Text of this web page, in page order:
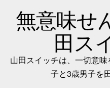
無意味
田ス
山田スイッチは、一切意
子と3歳男子を